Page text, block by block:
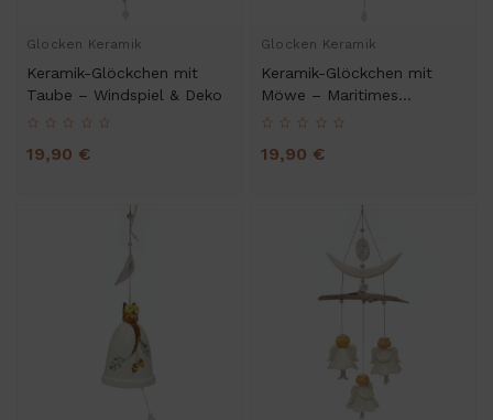
Glocken Keramik
Keramik-Glöckchen mit
Taube – Windspiel & Deko
19,90 €
Glocken Keramik
Keramik-Glöckchen mit
Möwe – Maritimes
Windspiel
19,90 €